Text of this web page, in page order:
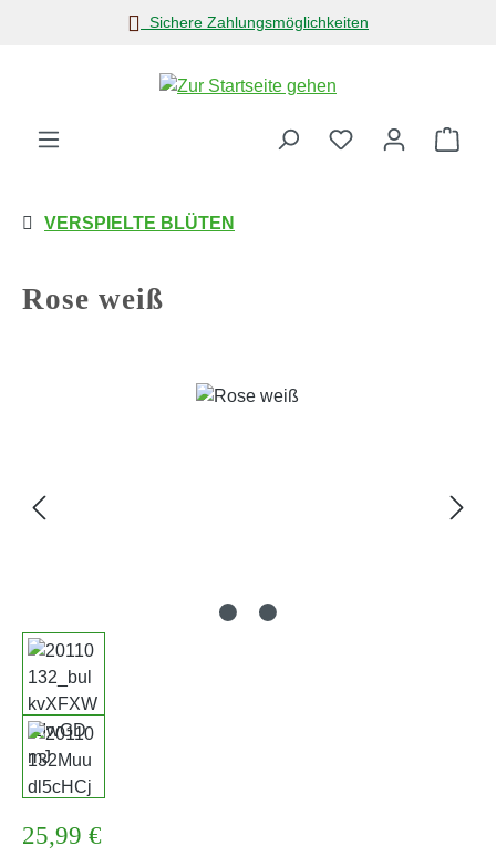
Zum Hauptinhalt springenSichere Zahlungsmöglichkeiten
VERSPIELTE BLÜTEN
Rose weiß
Bildergalerie überspringen
Regulärer Preis:
25,99 €